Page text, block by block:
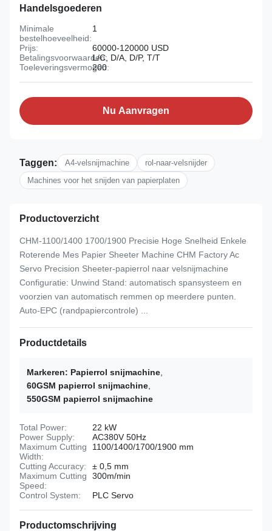
Handelsgoederen
Minimale
bestelhoeveelheid:
1
Prijs:
60000-120000 USD
Betalingsvoorwaarden:L/C, D/A, D/P, T/T
Toeleveringsvermogen:
200
Nu Aanvragen
Taggen: A4-velsnijmachine
rol-naar-velsnijder
Machines voor het snijden van papierplaten
Productoverzicht
CHM-1100/1400 1700/1900 Precisie Hoge Snelheid Enkele
Roterende Mes Papier Sheeter Machine CHM Factory Ac
Servo Precision Sheeter-papierrol naar velsnijmachine
Configuratie: Unwind Stand: automatisch spansysteem en
voorzien van automatisch remmen op meerdere punten.
Auto-EPC (randpapiercontrole) ...
Productdetails
Markeren: Papierrol snijmachine
60GSM papierrol snijmachine
550GSM papierrol snijmachine
Total Power:
22 kW
Power Supply:
AC380V 50Hz
Maximum Cutting
Width:
1100/1400/1700/1900 mm
Cutting Accuracy:
± 0,5 mm
Maximum Cutting
Speed:
300m/min
Control System:
PLC Servo
Productomschrijving